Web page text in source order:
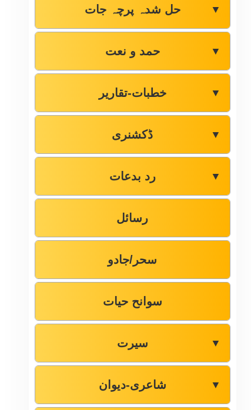
حل شدہ پرچہ جات ▼
حمد و نعت ▼
خطبات-تقاریر ▼
ڈکشنری ▼
رد بدعات ▼
رسائل
سحر/جادو
سوانح حیات
سیرت ▼
شاعری-دیوان ▼